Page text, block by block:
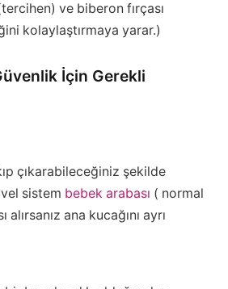
(tercihen) ve biberon fırçası
kolaylaştırmaya yarar.)
İçin Gerekli
çıkarabileceğiniz şekilde
sistem bebek arabası ( normal
ana kucağını ayrı